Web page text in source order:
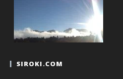
SIROKI.COM